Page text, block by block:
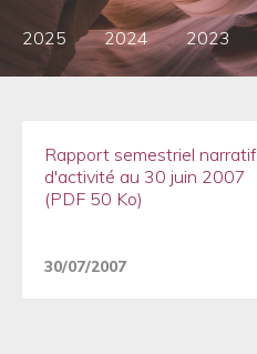
2025 2024 2023
Rapport semestriel narratif
d'activité au 30 juin 2007
(PDF 50 Ko)
30/07/2007